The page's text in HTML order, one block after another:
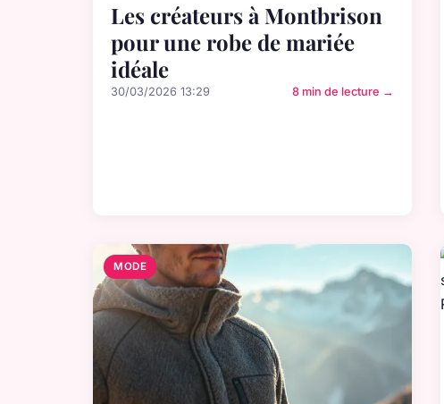
Les créateurs à Montbrison
pour une robe de mariée
idéale
30/03/2026 13:29 8 min de lecture →
MODE